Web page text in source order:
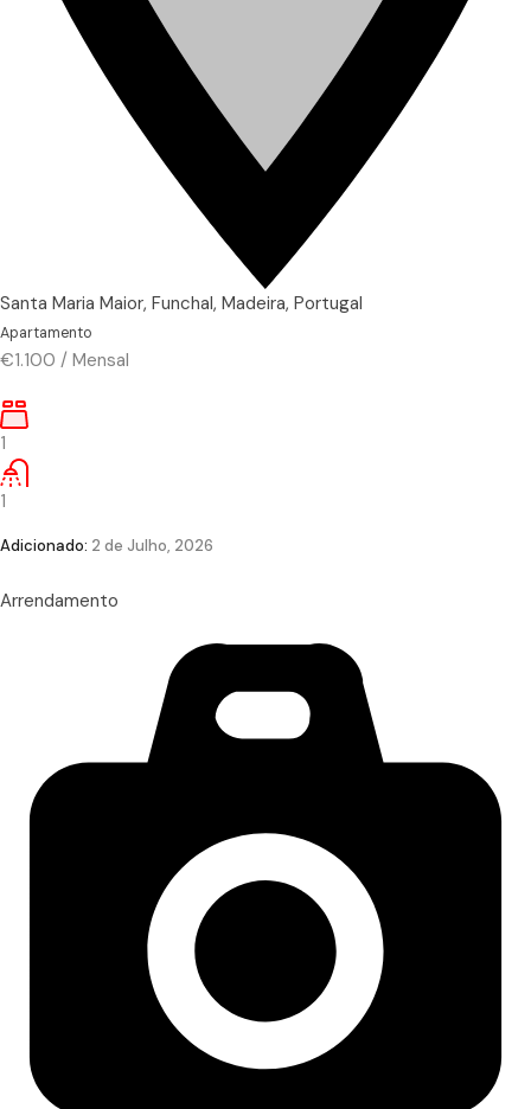
Santa Maria Maior, Funchal, Madeira, Portugal
Apartamento
€1.100 / Mensal
1
1
Adicionado: 2 de Julho, 2026
Arrendamento